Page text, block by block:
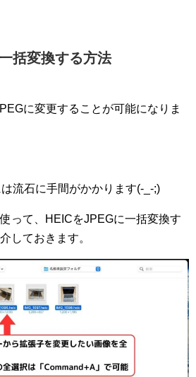
括変換する方法
に変更することが可能になりま
流石に手間がかかります(-_-;)
って、HEICをJPEGに一括変換す
しておきます。